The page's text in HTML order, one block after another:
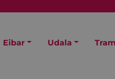
Eibar Udala